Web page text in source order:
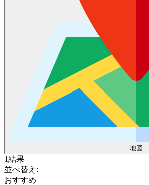
地図
1結果
並べ替え:
おすすめ